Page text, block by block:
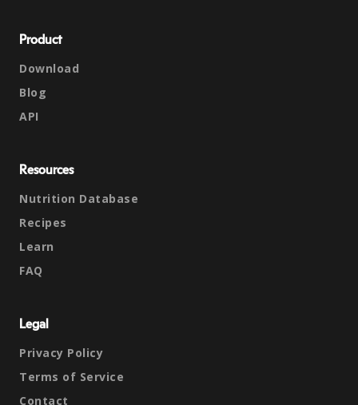
Product
Download
Blog
API
Resources
Nutrition Database
Recipes
Learn
FAQ
Legal
Privacy Policy
Terms of Service
Contact